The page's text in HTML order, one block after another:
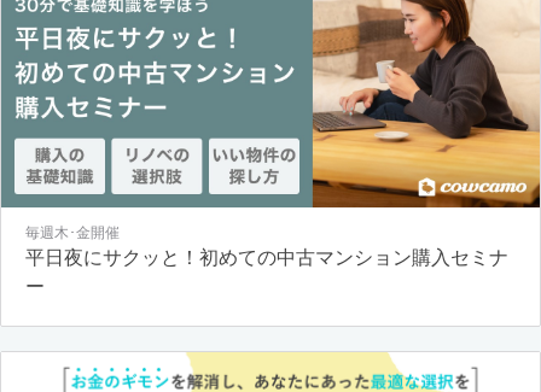
毎週木･金開催
平日夜にサクッと！初めての中古マンション購入セミナ
ー